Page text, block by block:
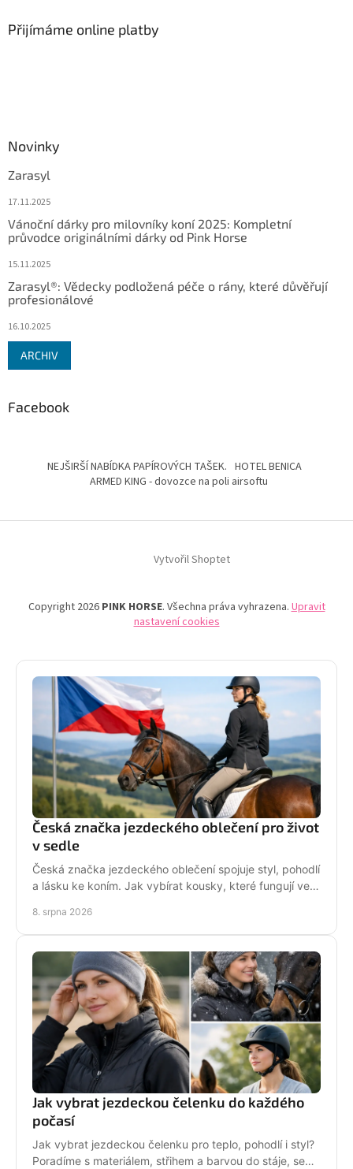
Přijímáme online platby
Novinky
Zarasyl
17.11.2025
Vánoční dárky pro milovníky koní 2025: Kompletní
průvodce originálními dárky od Pink Horse
15.11.2025
Zarasyl®: Vědecky podložená péče o rány, které důvěřují
profesionálové
16.10.2025
ARCHIV
Facebook
NEJŠIRŠÍ NABÍDKA PAPÍROVÝCH TAŠEK. HOTEL BENICA
ARMED KING - dovozce na poli airsoftu
Vytvořil Shoptet
Copyright 2026 PINK HORSE. Všechna práva vyhrazena. Upravit
nastavení cookies
Česká značka jezdeckého oblečení pro život
v sedle
Česká značka jezdeckého oblečení spojuje styl, pohodlí
a lásku ke koním. Jak vybírat kousky, které fungují ve
8. srpna 2026
Jak vybrat jezdeckou čelenku do každého
počasí
Jak vybrat jezdeckou čelenku pro teplo, pohodlí i styl?
Poradíme s materiálem, střihem a barvou do stáje, sedla